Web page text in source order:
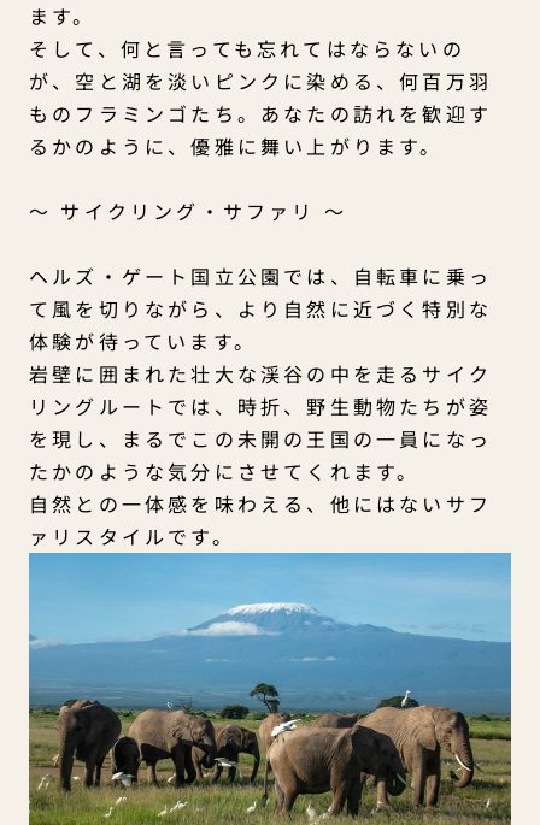
ます。
そして、何と言っても忘れてはならないの
が、空と湖を淡いピンクに染める、何百万羽
ものフラミンゴたち。あなたの訪れを歓迎す
るかのように、優雅に舞い上がります。
〜 サイクリング・サファリ 〜
ヘルズ・ゲート国立公園では、自転車に乗っ
て風を切りながら、より自然に近づく特別な
体験が待っています。
岩壁に囲まれた壮大な渓谷の中を走るサイク
リングルートでは、時折、野生動物たちが姿
を現し、まるでこの未開の王国の一員になっ
たかのような気分にさせてくれます。
自然との一体感を味わえる、他にはないサフ
ァリスタイルです。